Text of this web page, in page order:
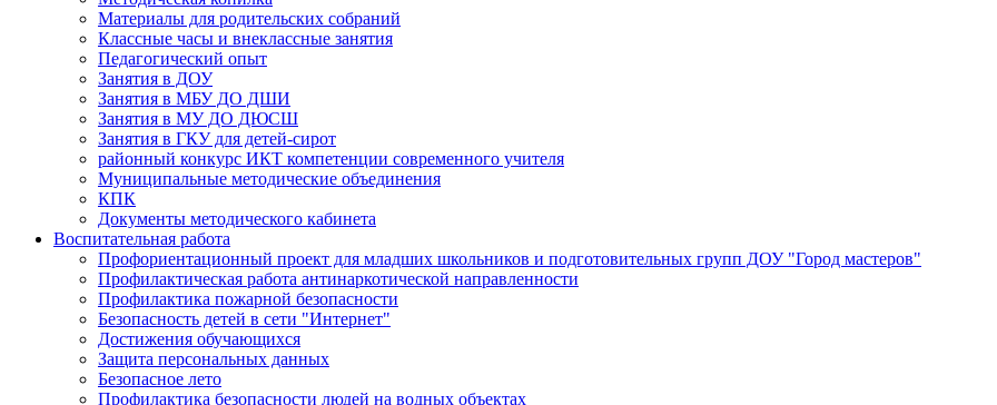
Материалы для родительских собраний
Классные часы и внеклассные занятия
Педагогический опыт
Занятия в ДОУ
Занятия в МБУ ДО ДШИ
Занятия в МУ ДО ДЮСШ
Занятия в ГКУ для детей-сирот
районный конкурс ИКТ компетенции современного учителя
Муниципальные методические объединения
КПК
Документы методического кабинета
Воспитательная работа
Профориентационный проект для младших школьников и подготовительных групп ДОУ "Город мастеров"
Профилактическая работа антинаркотической направленности
Профилактика пожарной безопасности
Безопасность детей в сети "Интернет"
Достижения обучающихся
Защита персональных данных
Безопасное лето
Профилактика безопасности людей на водных объектах